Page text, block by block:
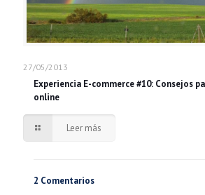
27/05/2013
Experiencia E-commerce #10: Consejos
online
Leer más
2 Comentarios